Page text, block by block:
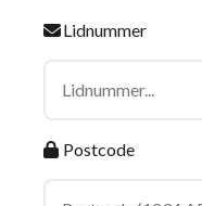
Lidnummer
Postcode